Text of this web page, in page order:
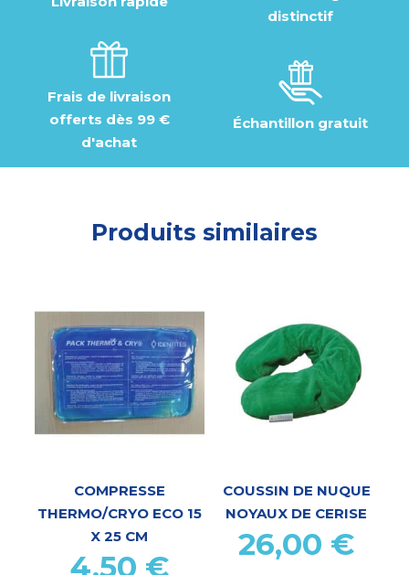
distinctif
Frais de livraison
offerts dès 99 €
d'achat
Échantillon gratuit
Produits similaires
COMPRESSE
THERMO/CRYO ECO 15
X 25 CM
4,50 €
COUSSIN DE NUQUE
NOYAUX DE CERISE
26,00 €